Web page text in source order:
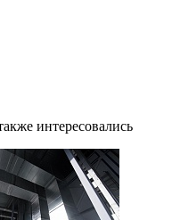
интересовались